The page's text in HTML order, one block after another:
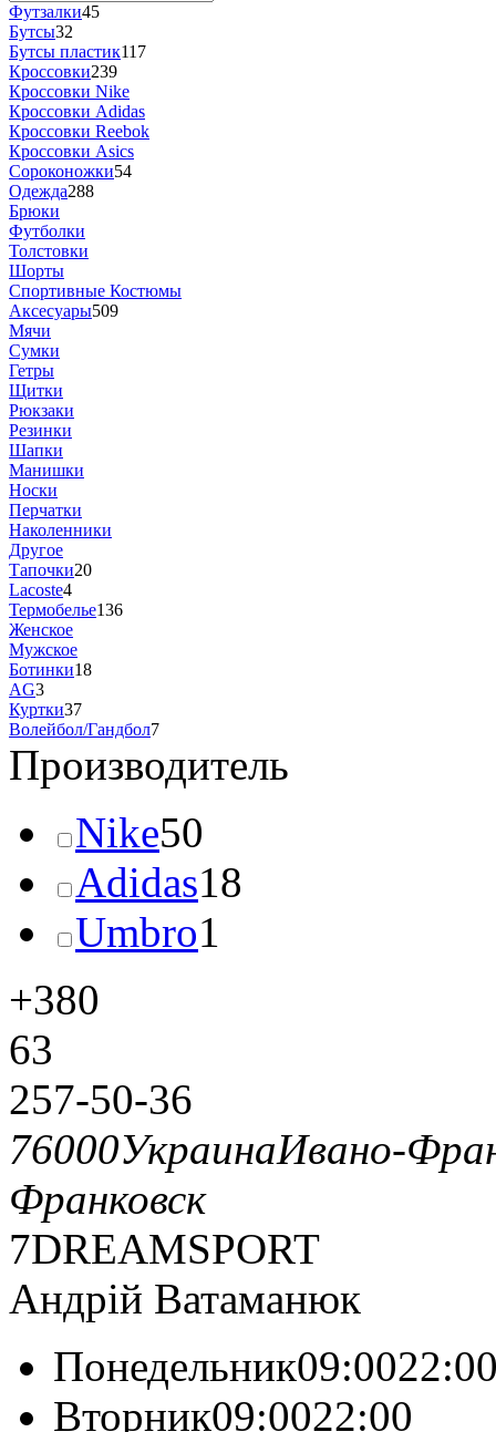
Футзалки45
Бутсы32
Бутсы пластик117
Кроссовки239
Кроссовки Nike
Кроссовки Adidas
Кроссовки Reebok
Кроссовки Asics
Сороконожки54
Одежда288
Брюки
Футболки
Толстовки
Шорты
Спортивные Костюмы
Аксесуары509
Мячи
Сумки
Гетры
Щитки
Рюкзаки
Резинки
Шапки
Манишки
Носки
Перчатки
Наколенники
Другое
Тапочки20
Lacoste4
Термобелье136
Женское
Мужское
Ботинки18
AG3
Куртки37
Волейбол/Гандбол7
Производитель
Nike50
Adidas18
Umbro1
+380
63
257-50-36
76000УкраинаИвано-
Франковск
7DREAMSPORT
Андрій Ватаманюк
Вторник09:0022:00